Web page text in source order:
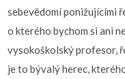
sebevědomí ponižujícími
o kterého bychom si ani
vysokoškolský profesor,
je to bývalý herec,